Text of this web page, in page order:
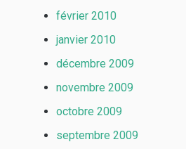
février 2010
janvier 2010
décembre 2009
novembre 2009
octobre 2009
septembre 2009